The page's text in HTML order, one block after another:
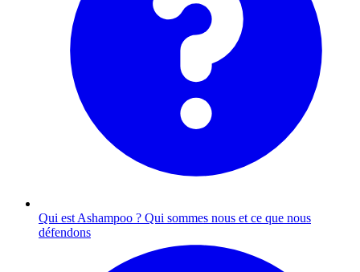
Qui est Ashampoo ? Qui sommes nous et ce que nous
défendons